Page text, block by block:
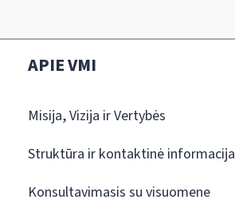
APIE VMI
Misija, Vizija ir Vertybės
Struktūra ir kontaktinė informacija
Konsultavimasis su visuomene